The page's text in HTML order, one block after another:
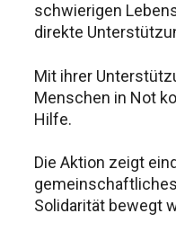
schwierigen
direkte
Mit ihrer
Menschen in Not
Hilfe.
Die Aktion zeigt
Solidarität bewegt